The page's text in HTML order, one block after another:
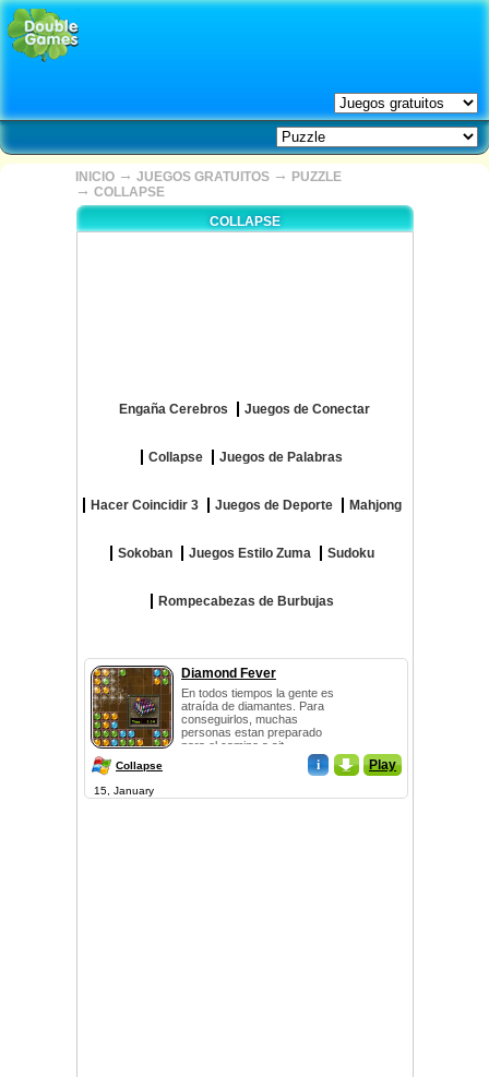
INICIO → JUEGOS GRATUITOS → PUZZLE
→ COLLAPSE
COLLAPSE
Engaña Cerebros Juegos de Conectar
Collapse Juegos de Palabras
Hacer Coincidir 3 Juegos de Deporte Mahjong
Sokoban Juegos Estilo Zuma Sudoku
Rompecabezas de Burbujas
Diamond Fever
En todos tiempos la gente es
atraída de diamantes. Para
conseguirlos, muchas
personas estan preparado
para el camino a sit...
Collapse i _ Play
15, January